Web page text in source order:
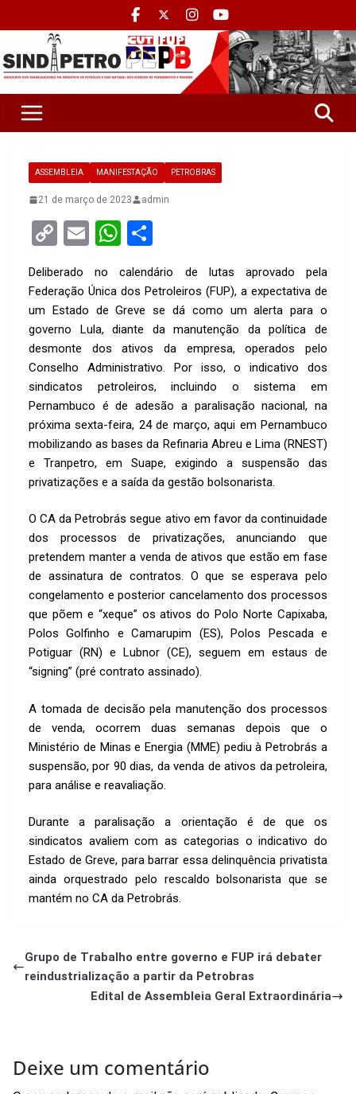
ASSEMBLEIA MANIFESTAÇÃO PETROBRAS
21 de março de 2023 admin
C
py
Li
n
k
E
ail
W
at
s
A
p
p
ar
e
Deliberado no calendário de lutas aprovado pela
Federação Única dos Petroleiros (FUP), a expectativa de
um Estado de Greve se dá como um alerta para o
governo Lula, diante da manutenção da política de
desmonte dos ativos da empresa, operados pelo
Conselho Administrativo. Por isso, o indicativo dos
sindicatos petroleiros, incluindo o sistema em
Pernambuco é de adesão a paralisação nacional, na
próxima sexta-feira, 24 de março, aqui em Pernambuco
mobilizando as bases da Refinaria Abreu e Lima (RNEST)
e Tranpetro, em Suape, exigindo a suspensão das
privatizações e a saída da gestão bolsonarista.
O CA da Petrobrás segue ativo em favor da continuidade
dos processos de privatizações, anunciando que
pretendem manter a venda de ativos que estão em fase
de assinatura de contratos. O que se esperava pelo
congelamento e posterior cancelamento dos processos
que põem e “xeque” os ativos do Polo Norte Capixaba,
Polos Golfinho e Camarupim (ES), Polos Pescada e
Potiguar (RN) e Lubnor (CE), seguem em estaus de
“signing” (pré contrato assinado).
A tomada de decisão pela manutenção dos processos
de venda, ocorrem duas semanas depois que o
Ministério de Minas e Energia (MME) pediu à Petrobrás a
suspensão, por 90 dias, da venda de ativos da petroleira,
para análise e reavaliação.
Durante a paralisação a orientação é de que os
sindicatos avaliem com as categorias o indicativo do
Estado de Greve, para barrar essa delinquência privatista
ainda orquestrado pelo rescaldo bolsonarista que se
mantém no CA da Petrobrás.
Grupo de Trabalho entre governo e FUP irá debater
reindustrialização a partir da Petrobras
Edital de Assembleia Geral Extraordinária
Deixe um comentário